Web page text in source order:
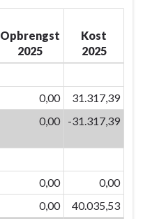
Opbrengst
2025
Kost
2025
0,00
31.317,39
0,00 -31.317,39
0,00
0,00
0,00
40.035,53